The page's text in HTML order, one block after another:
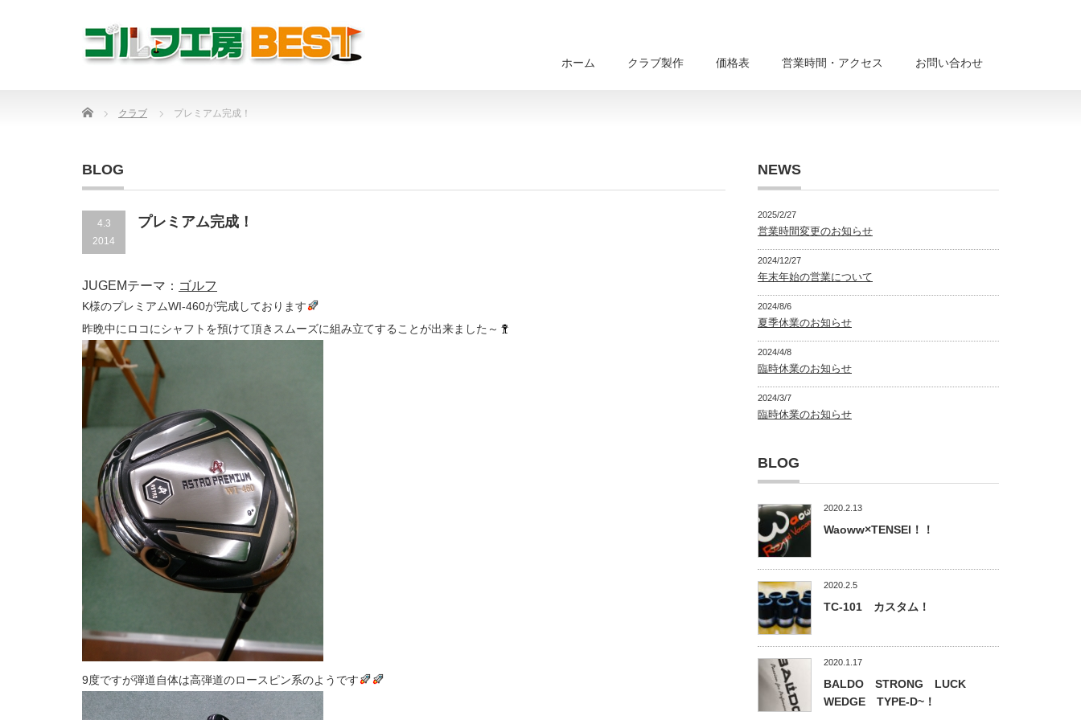
ホーム クラブ製作 価格表 営業時間・アクセス お問い合わせ
Home クラブ プレミアム完成！
BLOG
4.3
2014
プレミアム完成！
JUGEMテーマ： ゴルフ
K様のプレミアムWI-460が完成しております
昨晩中にロコにシャフトを預けて頂きスムーズに組み立てすることが出来ました～
9度ですが弾道自体は高弾道のロースピン系のようです
NEWS
2025/2/27
営業時間変更のお知らせ
2024/12/27
年末年始の営業について
2024/8/6
夏季休業のお知らせ
2024/4/8
臨時休業のお知らせ
2024/3/7
臨時休業のお知らせ
BLOG
2020.2.13
Waoww×TENSEI！！
2020.2.5
TC-101 カスタム！
2020.1.17
BALDO STRONG LUCK
WEDGE TYPE-D~！